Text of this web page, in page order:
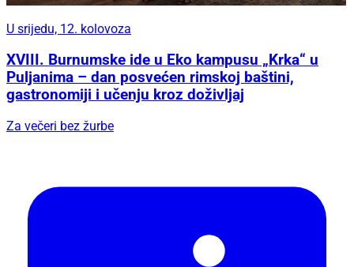
U srijedu, 12. kolovoza
XVIII. Burnumske ide u Eko kampusu „Krka“ u
Puljanima – dan posvećen rimskoj baštini,
gastronomiji i učenju kroz doživljaj
Za večeri bez žurbe